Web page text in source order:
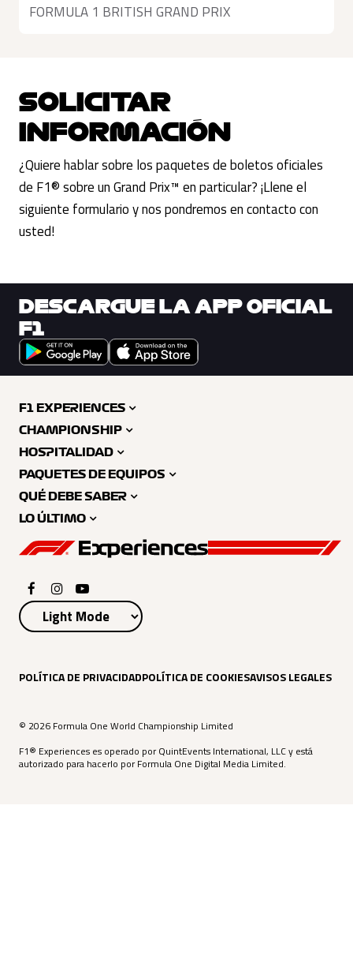
FORMULA 1 BRITISH GRAND PRIX
SOLICITAR
INFORMACIÓN
¿Quiere hablar sobre los paquetes de boletos oficiales
de F1® sobre un Grand Prix™ en particular? ¡Llene el
siguiente formulario y nos pondremos en contacto con
usted!
DESCARGUE LA APP OFICIAL
F1
F1 EXPERIENCES
CHAMPIONSHIP
HOSPITALIDAD
PAQUETES DE EQUIPOS
QUÉ DEBE SABER
LO ÚLTIMO
POLÍTICA DE PRIVACIDADPOLÍTICA DE COOKIESAVISOS LEGALES
© 2026 Formula One World Championship Limited
F1® Experiences es operado por QuintEvents International, LLC y está
autorizado para hacerlo por Formula One Digital Media Limited.